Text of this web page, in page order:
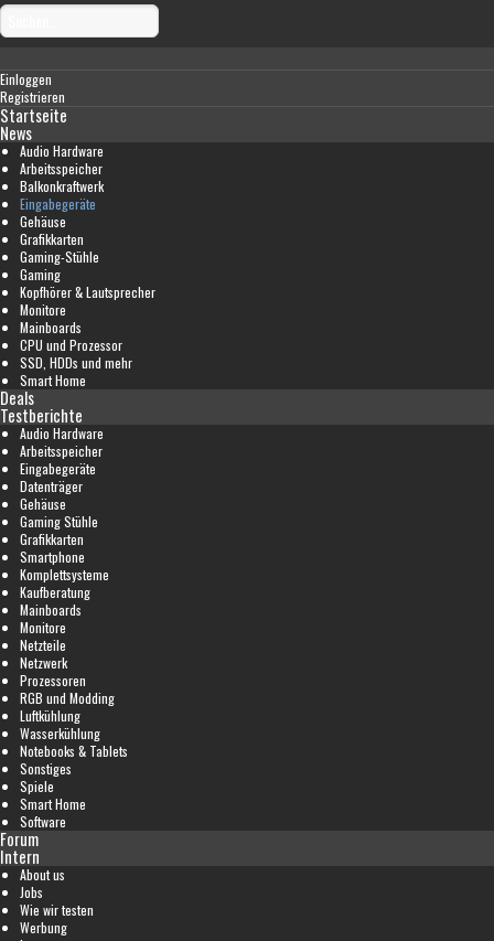
Einloggen
Registrieren
Startseite
News
Audio Hardware
Arbeitsspeicher
Balkonkraftwerk
Eingabegeräte
Gehäuse
Grafikkarten
Gaming-Stühle
Gaming
Kopfhörer & Lautsprecher
Monitore
Mainboards
CPU und Prozessor
SSD, HDDs und mehr
Smart Home
Deals
Testberichte
Audio Hardware
Arbeitsspeicher
Eingabegeräte
Datenträger
Gehäuse
Gaming Stühle
Grafikkarten
Smartphone
Komplettsysteme
Kaufberatung
Mainboards
Monitore
Netzteile
Netzwerk
Prozessoren
RGB und Modding
Luftkühlung
Wasserkühlung
Notebooks & Tablets
Sonstiges
Spiele
Smart Home
Software
Forum
Intern
About us
Jobs
Wie wir testen
Werbung